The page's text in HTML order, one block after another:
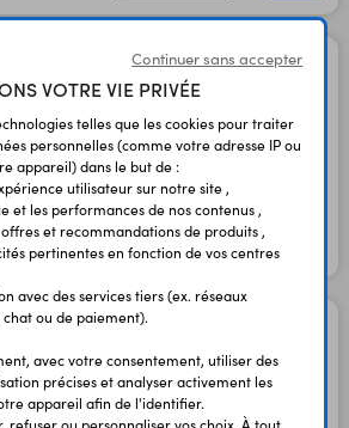
Robot 3pi+ 32U4 OLED
4975
Code : 38628
215,00 € TTC 179,17 € HT
En stock
Suiveur de ligne Zumo 6
capteurs 1419
Code : 32748
Continuer sans accepter
VOTRE VIE PRIVÉE
telles que les cookies pour traiter
personnelles (comme votre adresse IP ou
appareil) dans le but de :
utilisateur sur notre site ,
et les performances de nos contenus ,
et recommandations de produits ,
pertinentes en fonction de vos centres
avec des services tiers (ex. réseaux
chat ou de paiement).
avec votre consentement, utiliser des
précises et analyser activement les
appareil afin de l'identifier.